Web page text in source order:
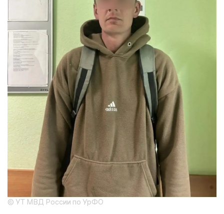
© УТ МВД России по УрФО